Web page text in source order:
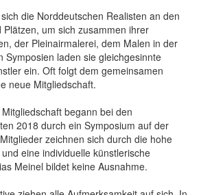
die Norddeutschen Realisten an den
um sich zusammen ihrer
der Pleinairmalerei, dem Malen in der
Symposien laden sie gleichgesinnte
ein. Oft folgt dem gemeinsamen
neue Mitgliedschaft.
begann bei den
2018 durch ein Symposium auf der
zeichnen sich durch die hohe
eine individuelle künstlerische
Meinel bildet keine Ausnahme.